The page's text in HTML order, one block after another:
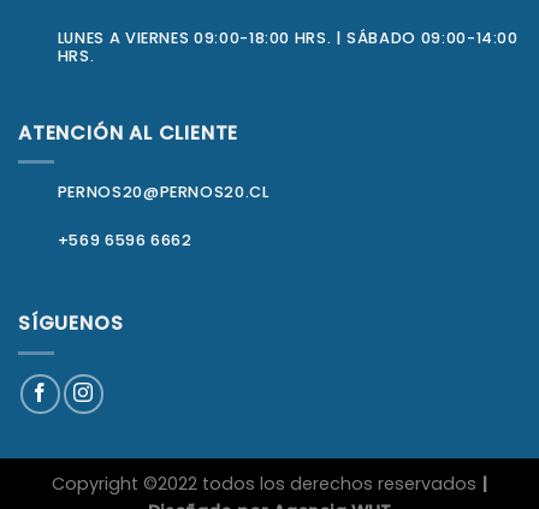
LUNES A VIERNES 09:00-18:00 HRS. | SÁBADO 09:00-14:00
HRS.
ATENCIÓN AL CLIENTE
PERNOS20@PERNOS20.CL
+569 6596 6662
SÍGUENOS
Copyright ©2022 todos los derechos reservados |